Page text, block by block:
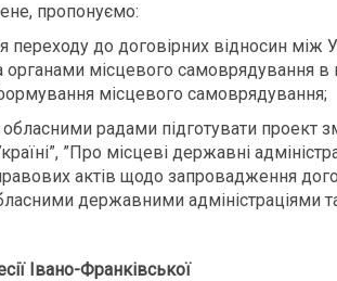
пропонуємо:
переходу до договірних відносин
органами місцевого самоврядування в
місцевого самоврядування;
радами підготувати проект
”Про місцеві державні
актів щодо запровадження
державними адміністраціями
Івано-Франківської